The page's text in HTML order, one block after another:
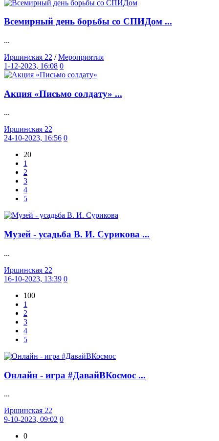
Всемирный день борьбы со СПИДом ...
...
Иршинская 22 /Мероприятия
1-12-2023, 16:08 0
Акция «Письмо солдату» ...
...
Иршинская 22
24-10-2023, 16:56 0
20
1
2
3
4
5
Музей - усадьба В. И. Сурикова ...
...
Иршинская 22
16-10-2023, 13:39 0
100
1
2
3
4
5
Онлайн - игра #ДавайВКосмос ...
...
Иршинская 22
9-10-2023, 09:02 0
0